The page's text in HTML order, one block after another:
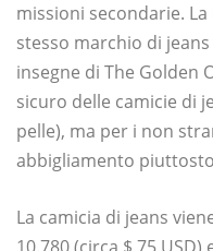
missioni secondarie.
stesso marchio di
insegne di The Golden
sicuro delle camicie di
pelle), ma per i non
abbigliamento
La camicia di jeans